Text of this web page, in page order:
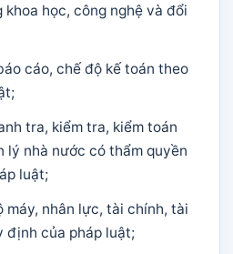
học, công nghệ và đổi
cáo, chế độ kế toán theo
tra, kiểm tra, kiểm toán
lý nhà nước có thẩm quyền
luật;
nhân lực, tài chính, tài
định của pháp luật;